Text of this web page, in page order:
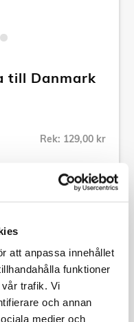
att anpassa innehållet
funktioner
trafik. Vi
och annan
medier och
till Danmark
Rek: 129,00 kr